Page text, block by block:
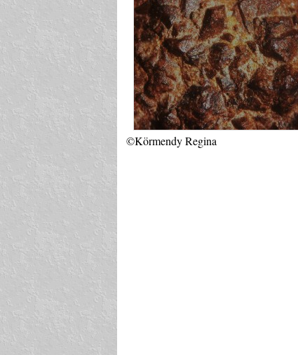
©Körmendy Regina